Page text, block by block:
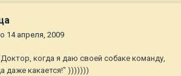
14 апреля, 2009
когда я даю своей собаке команду,
даже какается!" )))))))